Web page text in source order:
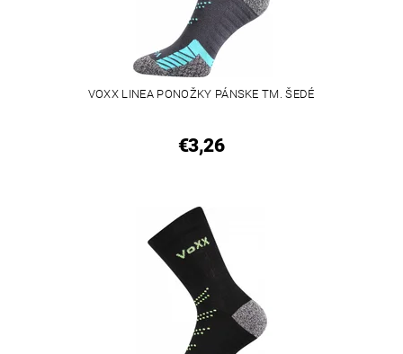
VOXX LINEA PONOŽKY PÁNSKE TM. ŠEDÉ
€3,26